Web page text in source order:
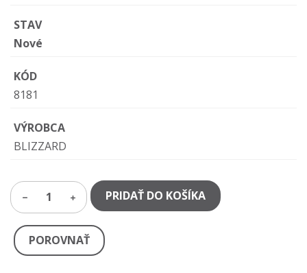
STAV
Nové
KÓD
8181
VÝROBCA
BLIZZARD
1 PRIDAŤ DO KOŠÍKA
POROVNAŤ